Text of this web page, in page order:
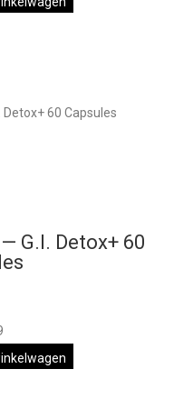
G.I. Detox+ 60